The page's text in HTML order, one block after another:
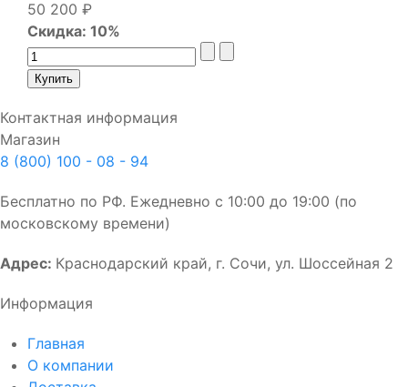
50 200 ₽
Скидка: 10%
Контактная информация
Магазин
8 (800) 100 - 08 - 94
Бесплатно по РФ. Ежедневно с 10:00 до 19:00 (по
московскому времени)
Адрес: Краснодарский край, г. Сочи, ул. Шоссейная 2
Информация
Главная
О компании